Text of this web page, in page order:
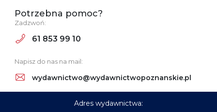
Potrzebna pomoc?
Zadzwoń:
61 853 99 10
Napisz do nas na mail:
wydawnictwo@wydawnictwopoznanskie.pl
Adres wydawnictwa: